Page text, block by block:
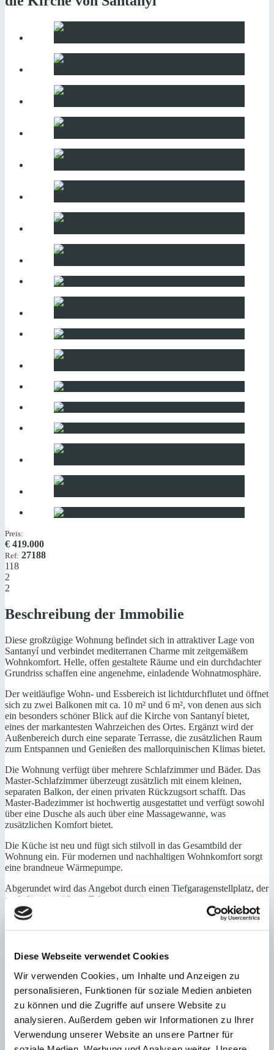
Diese Webseite verwendet Cookies
Wir verwenden Cookies, um Inhalte und Anzeigen zu
personalisieren, Funktionen für soziale Medien anbieten
zu können und die Zugriffe auf unsere Website zu
analysieren. Außerdem geben wir Informationen zu Ihrer
Verwendung unserer Website an unsere Partner für
Preis:
€ 419.000
Ref: 27188
118
2
2
Beschreibung der Immobilie
Diese großzügige Wohnung befindet sich in attraktiver Lage von
Santanyí und verbindet mediterranen Charme mit zeitgemäßem
Wohnkomfort. Helle, offen gestaltete Räume und ein durchdachter
Grundriss schaffen eine angenehme, einladende Wohnatmosphäre.
Der weitläufige Wohn- und Essbereich ist lichtdurchflutet und öffnet
sich zu zwei Balkonen mit ca. 10 m² und 6 m², von denen aus sich
ein besonders schöner Blick auf die Kirche von Santanyí bietet,
eines der markantesten Wahrzeichen des Ortes. Ergänzt wird der
Außenbereich durch eine separate Terrasse, die zusätzlichen Raum
zum Entspannen und Genießen des mallorquinischen Klimas bietet.
Die Wohnung verfügt über mehrere Schlafzimmer und Bäder. Das
Master-Schlafzimmer überzeugt zusätzlich mit einem kleinen,
separaten Balkon, der einen privaten Rückzugsort schafft. Das
Master-Badezimmer ist hochwertig ausgestattet und verfügt sowohl
über eine Dusche als auch über eine Massagewanne, was
zusätzlichen Komfort bietet.
Die Küche ist neu und fügt sich stilvoll in das Gesamtbild der
Wohnung ein. Für modernen und nachhaltigen Wohnkomfort sorgt
eine brandneue Wärmepumpe.
Abgerundet wird das Angebot durch einen Tiefgaragenstellplatz, der
auch für ein größeres Fahrzeug geeignet ist, einen separaten
Abstellraum für Fahrräder oder Motorräder sowie eine
Gemeinschaftsdachterrasse, die einen weiteren attraktiven
Außenbereich mit Weitblick bietet.
Dank der zentralen Lage sind Cafés, Restaurants, Boutiquen und
Buchten der Südostküste liegen nur wenige Autominuten entfernt.
Eine Immobilie mit Charakter, Ausblick und hochwertiger
Ausstattung – ideal als Hauptwohnsitz, Feriendomizil oder
Investition.
Abstellraum
gepflegt Immobilie in Anlage
Personenaufzug